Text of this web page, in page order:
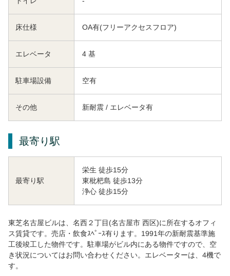
床仕様 OA有(フリーアクセスフロア)
エレベータ 4 基
駐車場設備 空有
その他 新耐震 / エレベータ有
最寄り駅
最寄り駅
栄生 徒歩15分
東枇杷島 徒歩13分
浄心 徒歩15分
東芝名古屋ビルは、名西２丁目(名古屋市 西区)に所在するオフィ
ス賃貸です。売店・飲食ｽﾍﾟｰｽ有ります。1991年の新耐震基準施
工後竣工した物件です。駐車場がビル内にある物件ですので、空
き状況についてはお問い合わせください。エレベーターは、4機で
す。